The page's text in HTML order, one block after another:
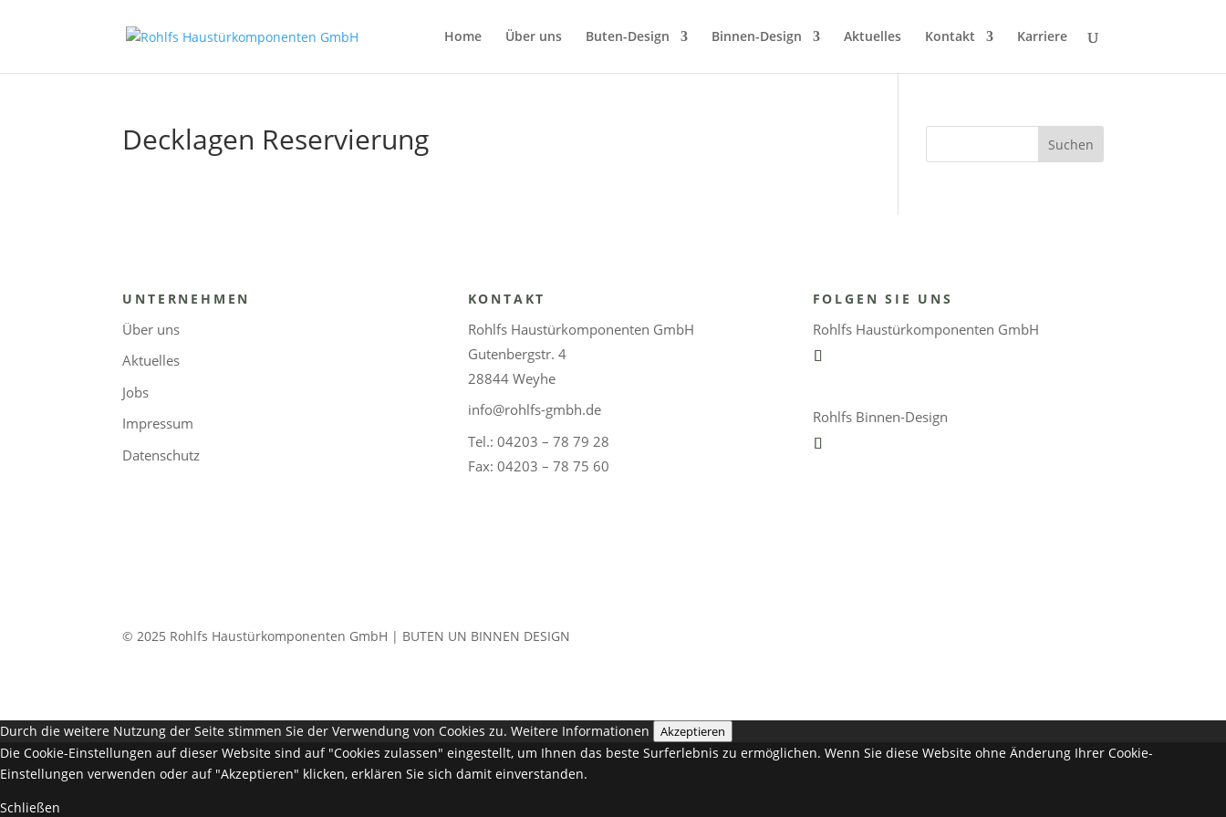
Home Über uns Buten-Design Binnen-Design Aktuelles Kontakt Karriere
Decklagen Reservierung
UNTERNEHMEN
Über uns
Aktuelles
Jobs
Impressum
Datenschutz
KONTAKT
Rohlfs Haustürkomponenten GmbH
Gutenbergstr. 4
28844 Weyhe
info@rohlfs-gmbh.de
Tel.: 04203 – 78 79 28
Fax: 04203 – 78 75 60
FOLGEN SIE UNS
Rohlfs Haustürkomponenten GmbH
Rohlfs Binnen-Design
© 2025 Rohlfs Haustürkomponenten GmbH | BUTEN UN BINNEN DESIGN
Durch die weitere Nutzung der Seite stimmen Sie der Verwendung von Cookies zu. Weitere Informationen Akzeptieren
Die Cookie-Einstellungen auf dieser Website sind auf "Cookies zulassen" eingestellt, um Ihnen das beste Surferlebnis zu ermöglichen. Wenn Sie diese Website ohne Änderung Ihrer Cookie-
Einstellungen verwenden oder auf "Akzeptieren" klicken, erklären Sie sich damit einverstanden.
Schließen